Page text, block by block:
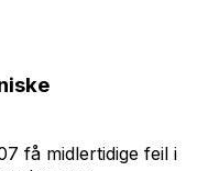
få midlertidige feil i